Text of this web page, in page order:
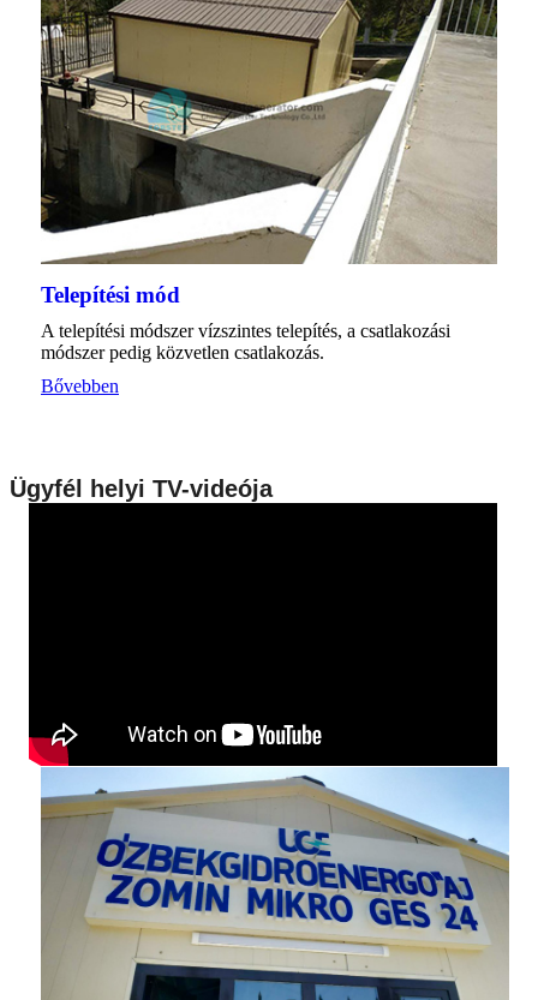
Telepítési mód
A telepítési módszer vízszintes telepítés, a csatlakozási
módszer pedig közvetlen csatlakozás.
Bővebben
Ügyfél helyi TV-videója